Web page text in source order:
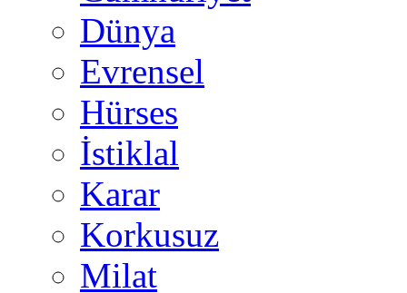
Dünya
Evrensel
Hürses
İstiklal
Karar
Korkusuz
Milat